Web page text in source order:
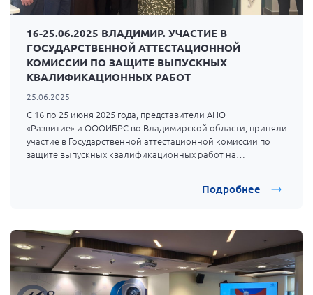
16-25.06.2025 ВЛАДИМИР. УЧАСТИЕ В
ГОСУДАРСТВЕННОЙ АТТЕСТАЦИОННОЙ
КОМИССИИ ПО ЗАЩИТЕ ВЫПУСКНЫХ
КВАЛИФИКАЦИОННЫХ РАБОТ
25.06.2025
С 16 по 25 июня 2025 года, представители АНО
«Развитие»и ОООИБРСво Владимирской области, приняли
участие в Государственной аттестационной комиссии по
защите выпускных квалификационных работ на
Александра Григорьевича и Николая Григорьевича
Подробнее